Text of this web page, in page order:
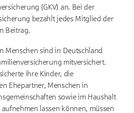
(GKV) an. Bei der
bezahlt jedes Mitglied der
Beitrag.
Menschen sind in Deutschland
mitversichert.
ihre Kinder, die
Ehepartner, Menschen in
sowie im Haushalt
lassen können, müssen